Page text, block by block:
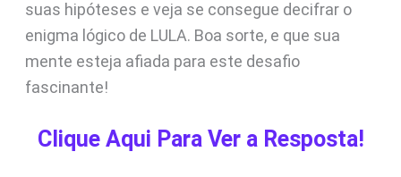
suas hipóteses e veja se consegue decifrar o
enigma lógico de LULA. Boa sorte, e que sua
mente esteja afiada para este desafio
fascinante!
Clique Aqui Para Ver a Resposta!